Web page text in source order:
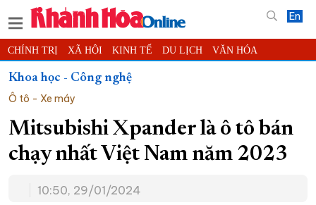
En
CHÍNH TRỊ XÃ HỘI KINH TẾ DU LỊCH VĂN HÓA
THỂ THAO ĐỜI SỐNG TIN ĐỊA PHƯƠNG
KHOA HỌC - CÔNG NGHỆ
THẾ GIỚI MULTIMEDIA VIDEO ĐỌC BÁO ONLINE
PODCAST THÔNG TIN - QUẢNG CÁO
TRƯỜNG SA BIỂN ĐẢO QUÊ HƯƠNG
Khoa học - Công nghệ
Ô tô - Xe máy
Mitsubishi Xpander là ô tô bán
chạy nhất Việt Nam năm 2023
10:50, 29/01/2024